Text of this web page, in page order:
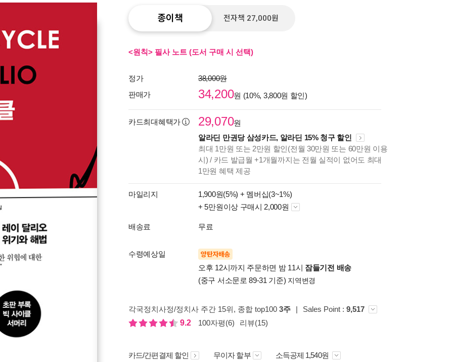
종이책 전자책 27,000원
<원칙> 필사 노트 (도서 구매 시 선택)
정가
38,000원
판매가
34,200원 (10%, 3,800원 할인)
카드최대혜택가 29,070원
알라딘 만권당 삼성카드, 알라딘 15% 청구 할인
최대 1만원 또는 2만원 할인(전월 30만원 또는 60만원 이용
시) / 카드 발급월 +1개월까지는 전월 실적이 없어도 최대
1만원 혜택 제공
마일리지 1,900원(5%) + 멤버십(3~1%)
+ 5만원이상 구매시 2,000원
배송료 무료
수령예상일 양탄자배송
오후 12시까지 주문하면 밤 11시 잠들기전 배송
(중구 서소문로 89-31 기준) 지역변경
각국정치사정/정치사 주간 15위, 종합 top100 3주 | Sales Point : 9,517
9.2
100자평(6) 리뷰(15)
카드/간편결제 할인 무이자 할부 소득공제 1,540원